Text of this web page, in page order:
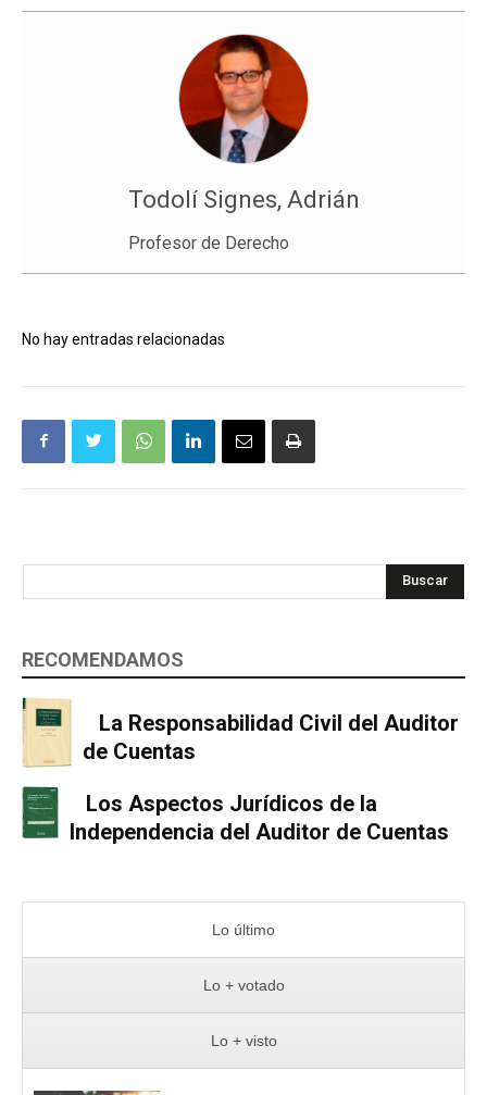
Todolí Signes, Adrián
Profesor de Derecho
No hay entradas relacionadas
Buscar
RECOMENDAMOS
La Responsabilidad Civil del Auditor
de Cuentas
Los Aspectos Jurídicos de la
Independencia del Auditor de Cuentas
Lo último
Lo + votado
Lo + visto